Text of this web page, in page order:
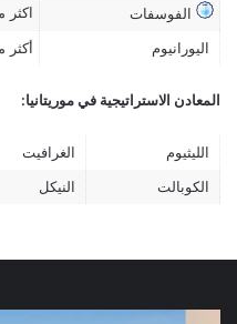
الفوسفات
اكثر من 250
اليورانيوم
أكثر من 60
المعادن الاستراتيجية في موريتانيا:
الليثيوم الغرافيت
الكوبالت
النيكل